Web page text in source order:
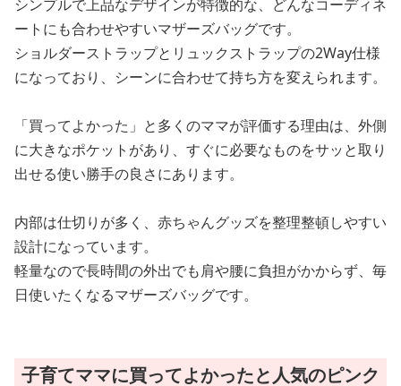
シンプルで上品なデザインが特徴的な、どんなコーディネ
ートにも合わせやすいマザーズバッグです。
ショルダーストラップとリュックストラップの2Way仕様
になっており、シーンに合わせて持ち方を変えられます。
「買ってよかった」と多くのママが評価する理由は、外側
に大きなポケットがあり、すぐに必要なものをサッと取り
出せる使い勝手の良さにあります。
内部は仕切りが多く、赤ちゃんグッズを整理整頓しやすい
設計になっています。
軽量なので長時間の外出でも肩や腰に負担がかからず、毎
日使いたくなるマザーズバッグです。
子育てママに買ってよかったと人気のピンク